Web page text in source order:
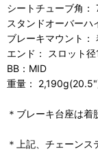
シートチューブ角：
スタンドオーバーハ
ブレーキマウント：
エンド： スロット
BB：MID
重量：
＊ブレーキ台座は
＊上記、チェーン